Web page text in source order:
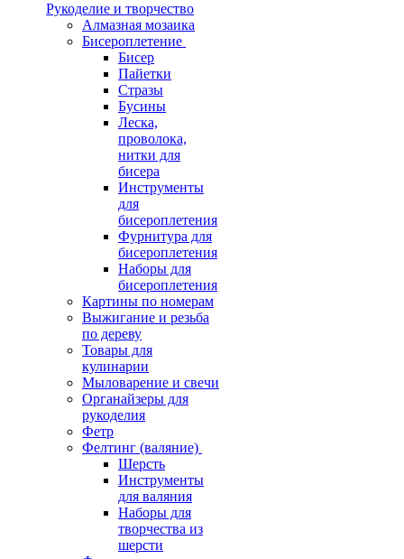
Рукоделие и творчество
Алмазная мозаика
Бисероплетение
Бисер
Пайетки
Стразы
Бусины
Леска,
проволока,
нитки для
бисера
Инструменты
для
бисероплетения
Фурнитура для
бисероплетения
Наборы для
бисероплетения
Картины по номерам
Выжигание и резьба
по дереву
Товары для
кулинарии
Мыловарение и свечи
Органайзеры для
рукоделия
Фетр
Фелтинг (валяние)
Шерсть
Инструменты
для валяния
Наборы для
творчества из
шерсти